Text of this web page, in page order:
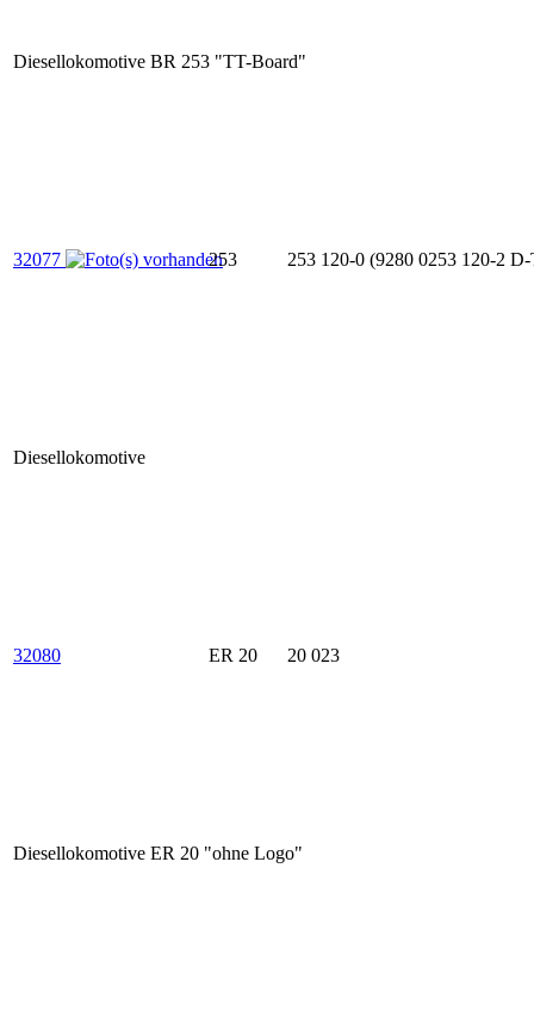
Diesellokomotive BR 253 "TT-Board"
32077 253 253 120-0 (9280 0253 120-2
Diesellokomotive
32080 ER 20 20 023
Diesellokomotive ER 20 "ohne Logo"